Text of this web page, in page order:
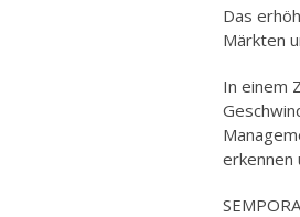
Das
Märkten
In einem